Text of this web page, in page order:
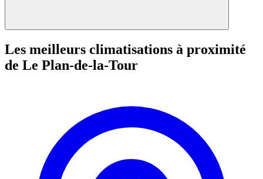
Les meilleurs climatisations à proximité
de Le Plan-de-la-Tour